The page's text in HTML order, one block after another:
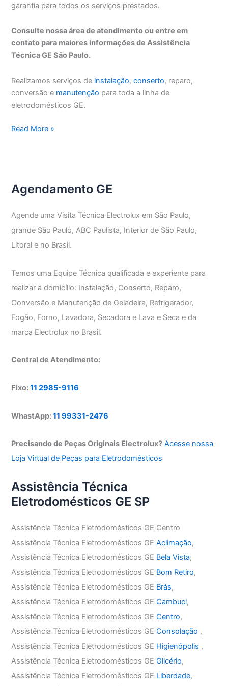
garantia para todos os serviços prestados.
Consulte nossa área de atendimento ou entre em
contato para maiores informações de Assistência
Técnica GE São Paulo.
Realizamos serviços de instalação,conserto, reparo,
conversão e manutenção para toda a linha de
eletrodomésticos GE.
Assistência
Read More »
Agendamento GE
Agende uma Visita Técnica Electrolux em São Paulo,
grande São Paulo, ABC Paulista, Interior de São Paulo,
Litoral e no Brasil.
Temos uma Equipe Técnica qualificada e experiente para
realizar a domicílio: Instalação, Conserto, Reparo,
Conversão e Manutenção de Geladeira, Refrigerador,
Fogão, Forno, Lavadora, Secadora e Lava e Seca e da
marca Electrolux no Brasil.
Central de Atendimento:
Fixo:11 2985-9116
WhastApp:11 99331-2476
Precisando de Peças Originais Electrolux? Acesse nossa
Loja Virtual de Peças para Eletrodomésticos
Assistência Técnica
Eletrodomésticos GE SP
Assistência Técnica Eletrodomésticos GE Centro
Assistência Técnica Eletrodomésticos GEAclimação,
Assistência Técnica Eletrodomésticos GE Bela Vista,
Assistência Técnica Eletrodomésticos GE Bom Retiro,
Assistência Técnica Eletrodomésticos GE Brás,
Assistência Técnica Eletrodomésticos GECambuci,
Assistência Técnica Eletrodomésticos GECentro,
Assistência Técnica Eletrodomésticos GEConsolação ,
Assistência Técnica Eletrodomésticos GE Higienópolis ,
Assistência Técnica Eletrodomésticos GEGlicério,
Assistência Técnica Eletrodomésticos GE Liberdade,